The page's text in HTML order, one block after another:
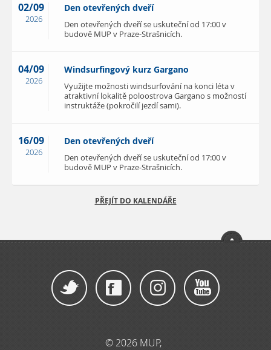
02/09
2026
Den otevřených dveří
Den otevřených dveří se uskuteční od 17:00 v
budově MUP v Praze-Strašnicích.
04/09
2026
Windsurfingový kurz Gargano
Využijte možnosti windsurfování na konci léta v
atraktivní lokalitě poloostrova Gargano s možností
instruktáže (pokročilí jezdí sami).
16/09
2026
Den otevřených dveří
Den otevřených dveří se uskuteční od 17:00 v
budově MUP v Praze-Strašnicích.
PŘEJÍT DO KALENDÁŘE
© 2026 MUP,